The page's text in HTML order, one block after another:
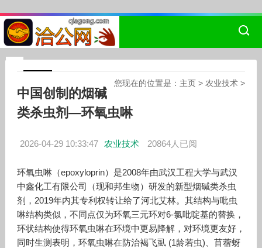
您现在的位置是： 主页 > 农业技术 >
中国创制的烟碱
类杀虫剂—环氧虫啉
2026-04-29 10:33:47 农业技术 20864人已阅
环氧虫啉（epoxyloprin）是2008年由武汉工程大学与武汉
中鑫化工有限公司（现和邦生物）研发的新型烟碱类杀虫
剂，2019年内其专利权转让给了河北艾林。其结构与吡虫
啉结构类似，不同点仅为环氧三元环对6-氯吡啶基的替换，
环状结构使得环氧虫啉在环境中更易降解，对环境更友好，
同时生测表明，环氧虫啉在防治褐飞虱 (1龄若虫)、苜蓿蚜